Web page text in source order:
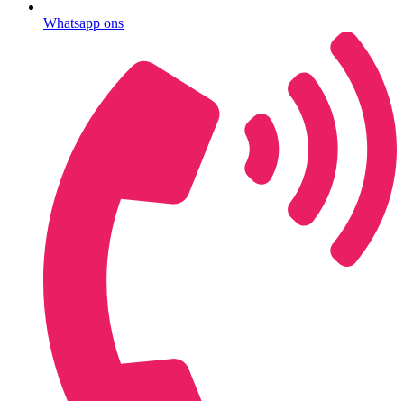
Whatsapp ons